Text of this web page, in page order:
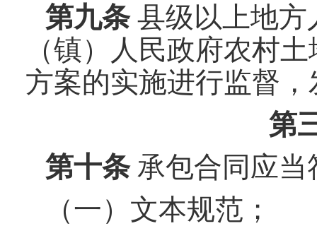
第九条 县级以上地方
（镇）人民政府农村
方案的实施进行监督
第
第十条承包合同应当
（一）文本规范；